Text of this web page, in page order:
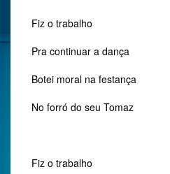
Fiz o trabalho
Pra continuar a dança
Botei moral na festança
No forró do seu Tomaz
Fiz o trabalho